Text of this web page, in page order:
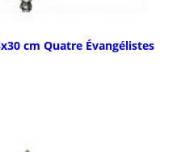
cm Quatre Évangélistes